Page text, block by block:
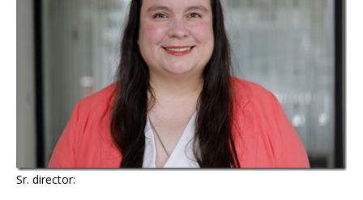
Sr. director: